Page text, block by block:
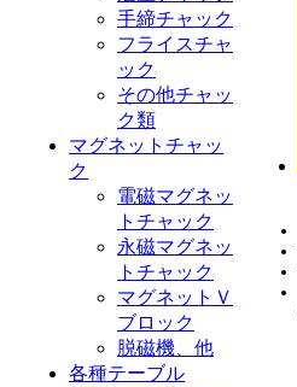
手締チャック
フライスチャ
ック
その他チャッ
ク類
マグネットチャッ
ク
電磁マグネッ
トチャック
永磁マグネッ
トチャック
マグネットＶ
ブロック
脱磁機、他
各種テーブル